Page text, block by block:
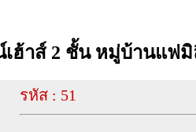
ฮ้าส์​ 2​ ชั้น​ หมู่บ้านแฟ
รหัส : 51